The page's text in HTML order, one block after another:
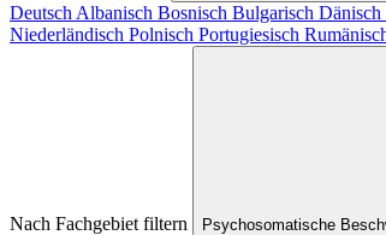
Deutsch Albanisch Bosnisch Bulgarisch Dänisch
Niederländisch Polnisch Portugiesisch
Nach Fachgebiet filtern Psychosomatische